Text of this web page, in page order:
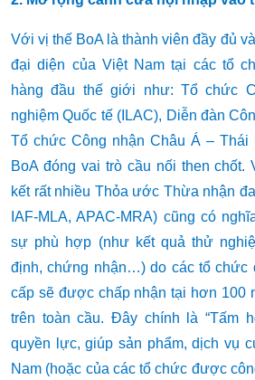
Với vị thế BoA là thành viên đầy đủ
đại diện của Việt Nam tại các tổ
hàng đầu thế giới như: Tổ chức
nghiệm Quốc tế (ILAC), Diễn đàn
Tổ chức Công nhận Châu Á – Thái
BoA đóng vai trò cầu nối then
kết rất nhiều Thỏa ước Thừa nhận
IAF-MLA, APAC-MRA) cũng có
sự phù hợp (như kết quả thử
định, chứng nhận…) do các tổ chức
cấp sẽ được chấp nhận tại hơn 100
trên toàn cầu. Đây chính là “Tấm
quyền lực, giúp sản phẩm, dịch vụ
Nam (hoặc của các tổ chức được